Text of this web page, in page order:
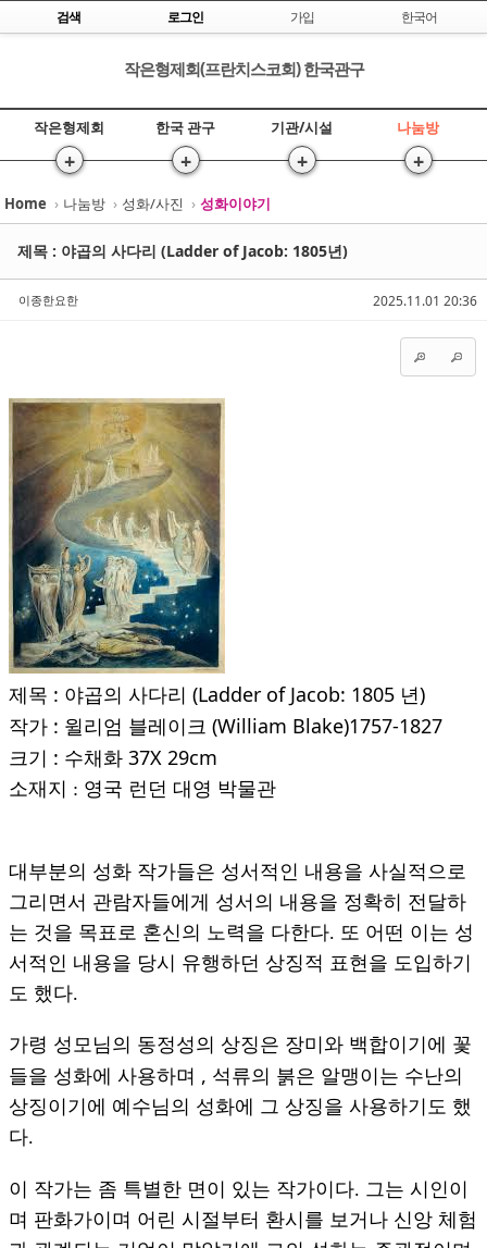
Skip to content
검색 로그인 가입 한국어
작은형제회(프란치스코회) 한국관구
작은형제회
+
한국 관구
+
기관/시설
+
나눔방
+
Home › 나눔방 › 성화/사진 › 성화이야기
2025.11.01 20:36
제목 : 야곱의 사다리 (Ladder of Jacob: 1805년)
이종한요한
제목 : 야곱의 사다리 (Ladder of Jacob: 1805 년)
작가 : 윌리엄 블레이크 (William Blake)1757-1827
크기 : 수채화 37X 29cm
소재지 : 영국 런던 대영 박물관
대부분의 성화 작가들은 성서적인 내용을 사실적으로
그리면서 관람자들에게 성서의 내용을 정확히 전달하
는 것을 목표로 혼신의 노력을 다한다. 또 어떤 이는 성
서적인 내용을 당시 유행하던 상징적 표현을 도입하기
도 했다.
가령 성모님의 동정성의 상징은 장미와 백합이기에 꽃
들을 성화에 사용하며 , 석류의 붉은 알맹이는 수난의
상징이기에 예수님의 성화에 그 상징을 사용하기도 했
다.
이 작가는 좀 특별한 면이 있는 작가이다. 그는 시인이
며 판화가이며 어린 시절부터 환시를 보거나 신앙 체험
Sketchbook5, 스케치북5
Sketchbook5, 스케치북5
Sketchbook5, 스케치북5
Sketchbook5, 스케치북5